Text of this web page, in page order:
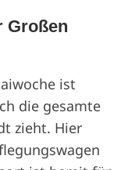
Großen
ist
die gesamte
zieht. Hier